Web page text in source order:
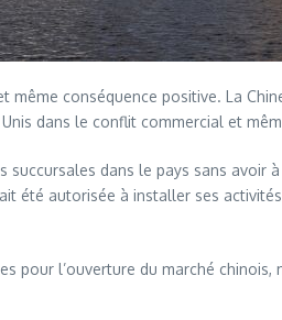
conséquence positive. La
dans le conflit commercial et
dans le pays sans
été autorisée à installer ses
pour l’ouverture du marché